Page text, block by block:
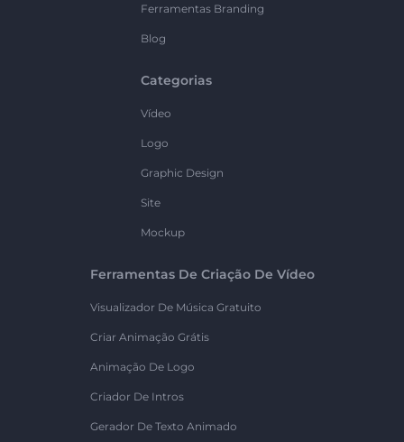
Ferramentas Branding
Blog
Categorias
Vídeo
Logo
Graphic Design
Site
Mockup
Ferramentas De Criação De Vídeo
Visualizador De Música Gratuito
Criar Animação Grátis
Animação De Logo
Criador De Intros
Gerador De Texto Animado